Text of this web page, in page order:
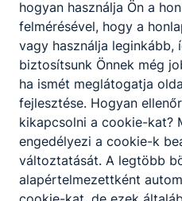
hogyan használja Ön a
felmérésével, hogy a
vagy használja leginkább,
biztosítsunk Önnek még
ha ismét meglátogatja
fejlesztése. Hogyan
kikapcsolni a cookie-kat?
engedélyezi a cookie-k
változtatását. A legtöbb
alapértelmezettként